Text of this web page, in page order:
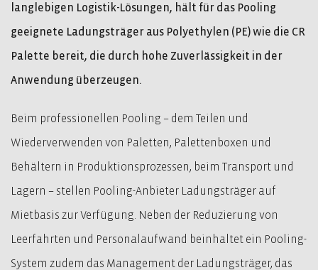
langlebigen Logistik-Lösungen, hält für das Pooling
geeignete Ladungsträger aus Polyethylen (PE) wie die CR
Palette bereit, die durch hohe Zuverlässigkeit in der
Anwendung überzeugen.
Beim professionellen Pooling – dem Teilen und
Wiederverwenden von Paletten, Palettenboxen und
Behältern in Produktionsprozessen, beim Transport und
Lagern – stellen Pooling-Anbieter Ladungsträger auf
Mietbasis zur Verfügung. Neben der Reduzierung von
Leerfahrten und Personalaufwand beinhaltet ein Pooling-
System zudem das Management der Ladungsträger, das